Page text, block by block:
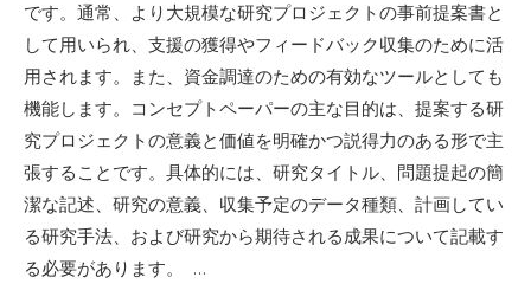
です。通常、より大規模な研究プロジェクトの事前提案書と
して用いられ、支援の獲得やフィードバック収集のために活
用されます。また、資金調達のための有効なツールとしても
機能します。コンセプトペーパーの主な目的は、提案する研
究プロジェクトの意義と価値を明確かつ説得力のある形で主
張することです。具体的には、研究タイトル、問題提起の簡
潔な記述、研究の意義、収集予定のデータ種類、計画してい
る研究手法、および研究から期待される成果について記載す
る必要があります。 …